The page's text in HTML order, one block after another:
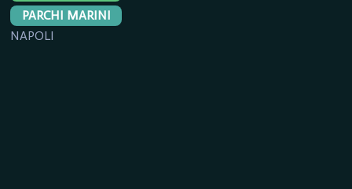
PARCHI MARINI
NAPOLI